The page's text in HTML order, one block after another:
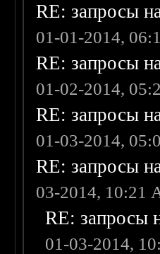
RE: запросы
01-01-2014,
RE: запросы
01-02-2014,
RE: запросы
01-03-2014,
RE: запросы
03-2014, 10:21
RE: запросы
01-03-2014,